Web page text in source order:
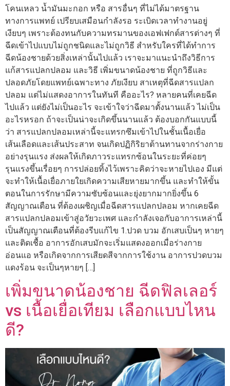
โคนเหลว น้ำมันมะกอก หรือ สารอื่นๆ ที่ไม่ได้มาตรฐาน
ทางการแพทย์ เปรียบเสมือนกำลังรอ ระเบิดเวลาทำงานอยู่
เงียบๆ เพราะต้องทนกับความทรมานของเอฟเฟกต์สารต่างๆ ที่
ฉีดเข้าไปแบบไม่ถูกชนิดและไม่ถูกวิธี สำหรับใครที่ได้ทำการ
ฉีดน้องชายด้วยสิ่งเหล่านั้นไปแล้ว เราจะมาแนะนำถึงวิธีการ
แก้สารแปลกปลอม และวิธี เพิ่มขนาดน้องชาย ที่ถูกวิธีและ
ปลอดภัยโดยแพทย์เฉพาะทาง ภัยเงียบ สาเหตุที่ฉีดสารแปลก
ปลอม แต่ไม่แสดงอาการในทันที คืออะไร? หลายคนที่เคยฉีด
ไปแล้ว แต่ยังไม่เป็นอะไร จะเข้าใจว่าฉีดมาตั้งนานแล้ว ไม่เป็น
อะไรหรอก ถ้าจะเป็นน่าจะเกิดขึ้นนานแล้ว ต้องบอกกันแบบนี้
ว่า สารแปลกปลอมเหล่านี้จะแทรกซึมเข้าไปในชั้นเนื้อเยื่อ
เส้นเลือดและเส้นประสาท จนเกิดปฏิกิริยาต้านทานจากร่างกาย
อย่างรุนแรง ส่งผลให้เกิดภาวระแทรกซ้อนในระยะที่ค่อยๆ
รุนแรงขึ้นเรื่อยๆ การปล่อยทิ้งไว้เพราะคิดว่าจะหายไปเอง มีแต่
จะทำให้เนื้อเยื่อภายใยเกิดความเสียหายมากขึ้น และทำให้ขั้น
ตอนในการรักษามีความซับซ้อนและยุ่งยากมากยิ่งขึ้น 6
สัญญาณเตือน ที่ต้องเผชิญเมื่อฉีดสารแปลกปลอม หากเคยฉีด
สารแปลกปลอมเข้าสู่อวัยวะเพศ และกำลังเจอกับอาการเหล่านี้
เป็นสัญญาณเตือนที่ต้องรีบแก้ไข 1.ปวด บวม อักเสบเป็นๆ หายๆ
และติดเชื้อ อาการอักเสบมักจะเริ่มแสดงออกเมื่อร่างกาย
อ่อนแอ หรือเกิดจากการเสียดสีจากการใช้งาน อาการปวดบวม
แดงร้อน จะเป็นๆหายๆ […]
เพิ่มขนาดน้องชาย ฉีดฟิลเลอร์
vs เนื้อเยื่อเทียม เลือกแบบไหน
ดี?